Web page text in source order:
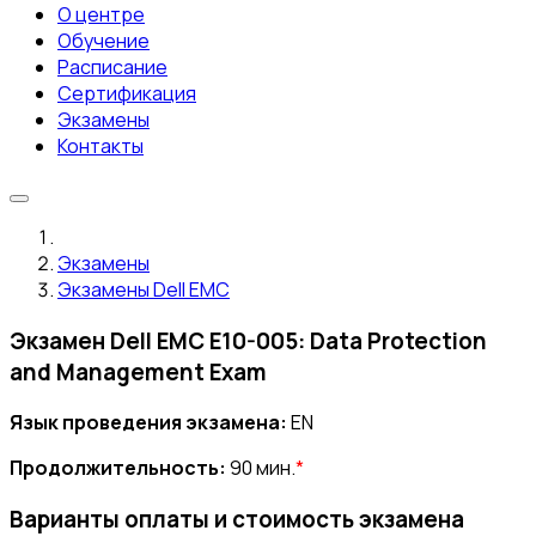
О центре
Обучение
Расписание
Сертификация
Экзамены
Контакты
Экзамены
Экзамены Dell EMC
Экзамен Dell EMC E10-005: Data Protection
and Management Exam
Язык проведения экзамена: EN
Продолжительность: 90 мин.*
Варианты оплаты и стоимость экзамена